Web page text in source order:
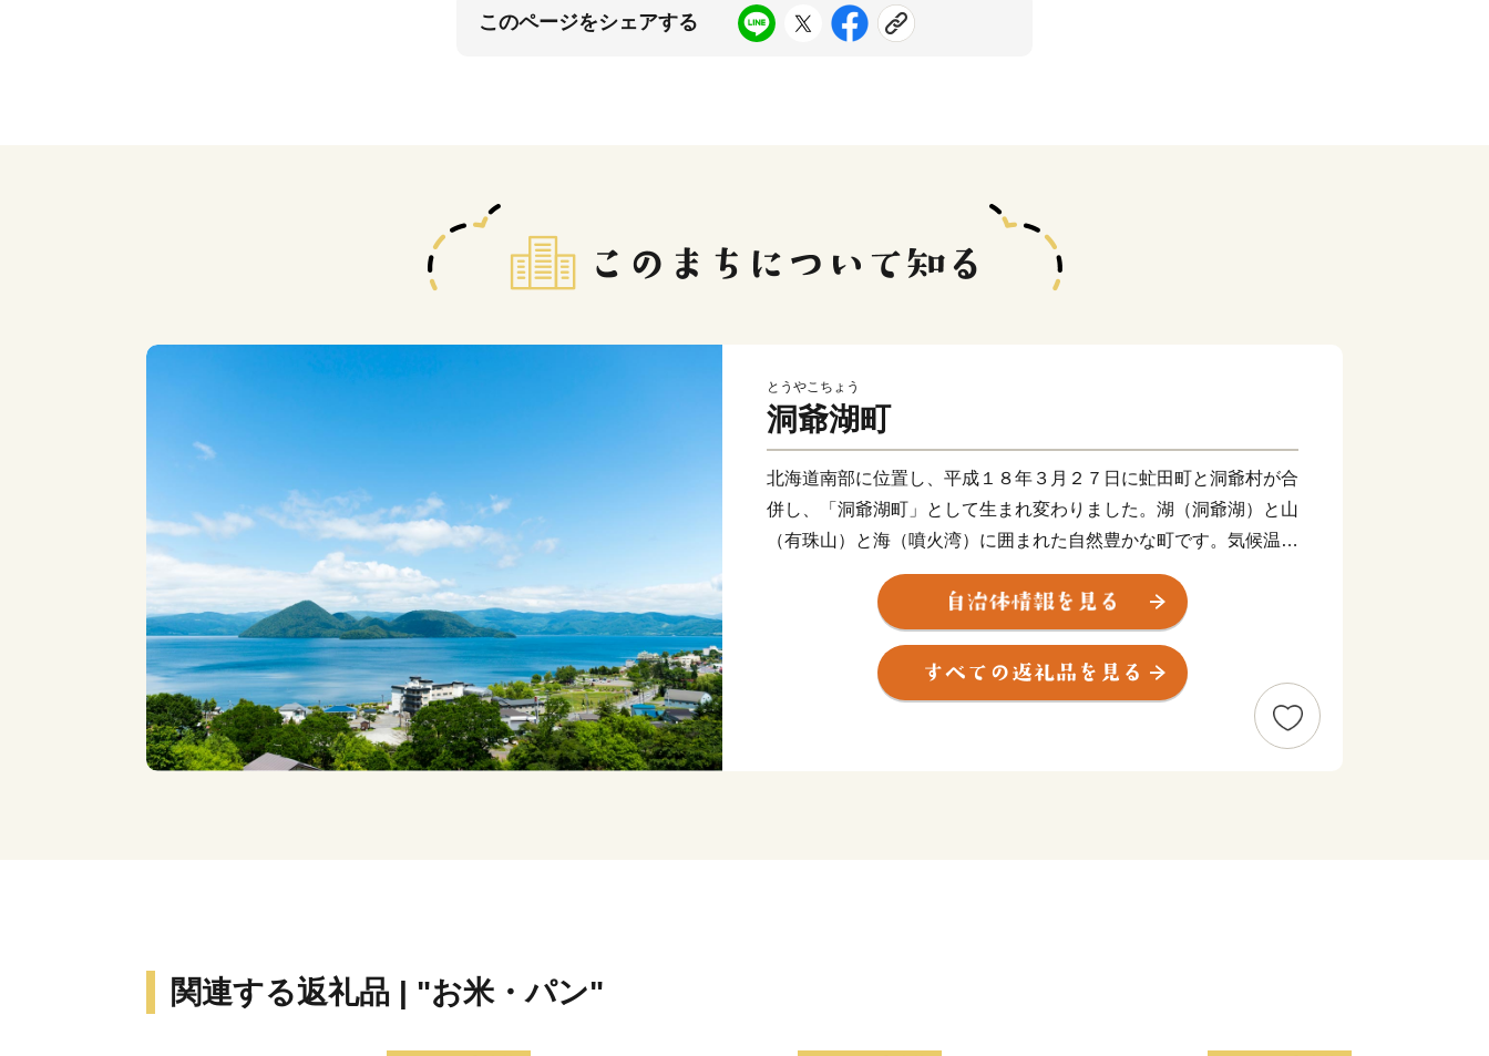
このページをシェアする
とうやこちょう
洞爺湖町
北海道南部に位置し、平成１８年３月２７日に虻田町と洞爺村が合
併し、「洞爺湖町」として生まれ変わりました。湖（洞爺湖）と山
（有珠山）と海（噴火湾）に囲まれた自然豊かな町です。気候温暖
な地方で、交通の便もよく観光景観に恵まれていることから北海道
有数の観光地となっています。
★ABCテレビのニュース情報番組「news おかえり」で、「 有限
会社 岡田屋 」の“白いおしるこ” が紹介されました！
関連する返礼品 | "お米・パン"